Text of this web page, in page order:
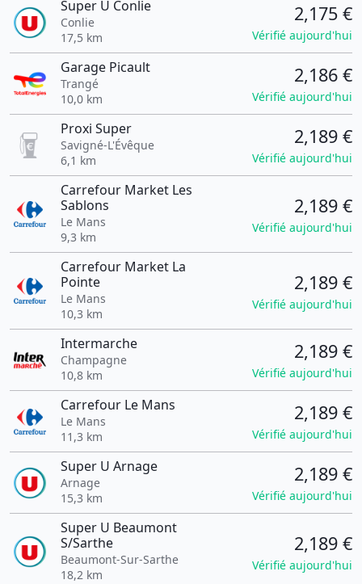
Super U Conlie
Conlie
17,5 km
2,175 €
Vérifié aujourd'hui
Garage Picault
Trangé
10,0 km
2,186 €
Vérifié aujourd'hui
Proxi Super
Savigné-L'Évêque
6,1 km
2,189 €
Vérifié aujourd'hui
Carrefour Market Les
Sablons
Le Mans
9,3 km
2,189 €
Vérifié aujourd'hui
Carrefour Market La
Pointe
Le Mans
10,3 km
2,189 €
Vérifié aujourd'hui
Intermarche
Champagne
10,8 km
2,189 €
Vérifié aujourd'hui
Carrefour Le Mans
Le Mans
11,3 km
2,189 €
Vérifié aujourd'hui
Super U Arnage
Arnage
15,3 km
2,189 €
Vérifié aujourd'hui
Super U Beaumont
S/Sarthe
Beaumont-Sur-Sarthe
18,2 km
2,189 €
Vérifié aujourd'hui